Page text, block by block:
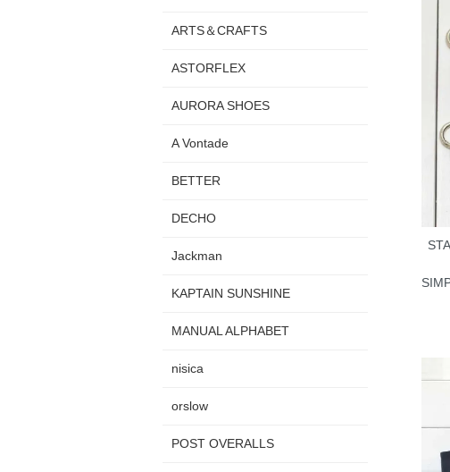
ARTS＆CRAFTS
ASTORFLEX
AURORA SHOES
A Vontade
BETTER
DECHO
Jackman
KAPTAIN SUNSHINE
MANUAL ALPHABET
nisica
orslow
POST OVERALLS